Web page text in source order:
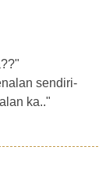
sendiri-
ka.."